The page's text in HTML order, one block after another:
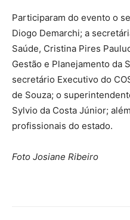
Participaram do evento o
Diogo Demarchi; a
Saúde, Cristina Pires
Gestão e Planejamento da
secretário Executivo do
de Souza; o
Sylvio da Costa Júnior;
profissionais do estado.
Foto Josiane Ribeiro